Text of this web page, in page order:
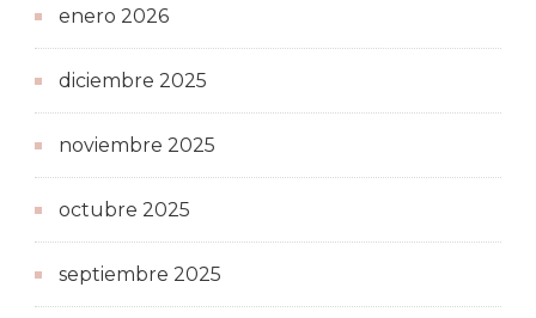
enero 2026
diciembre 2025
noviembre 2025
octubre 2025
septiembre 2025